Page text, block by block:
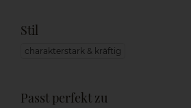
Stil
charakterstark & kräftig
Passt perfekt zu